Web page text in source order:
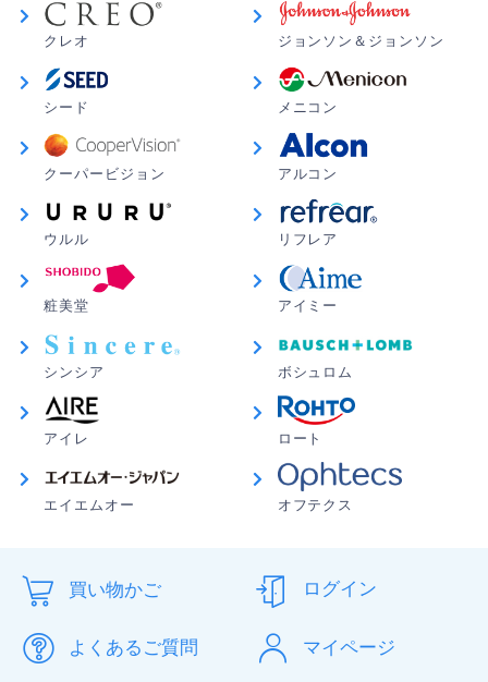
クレオ ジョンソン＆ジョンソン
シード メニコン
クーパービジョン アルコン
ウルル リフレア
粧美堂 アイミー
シンシア ボシュロム
アイレ ロート
エイエムオー オフテクス
買い物かご
よくあるご質問
ログイン
マイページ